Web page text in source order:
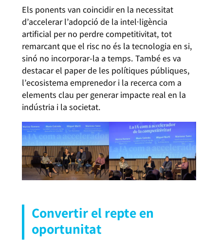
Els ponents van coincidir en la necessitat
d’accelerar l’adopció de la intel·ligència
artificial per no perdre competitivitat, tot
remarcant que el risc no és la tecnologia en si,
sinó no incorporar-la a temps. També es va
destacar el paper de les polítiques públiques,
l’ecosistema emprenedor i la recerca com a
elements clau per generar impacte real en la
indústria i la societat.
Convertir el repte en
oportunitat